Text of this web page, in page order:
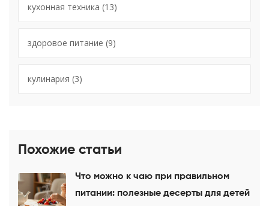
кухонная техника (13)
здоровое питание (9)
кулинария (3)
Похожие статьи
Что можно к чаю при правильном
питании: полезные десерты для детей